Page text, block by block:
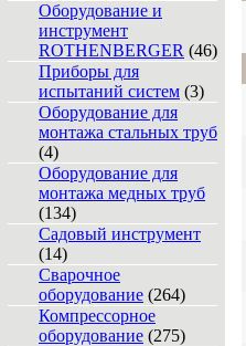
Оборудование и
инструмент
ROTHENBERGER (46)
Приборы для
испытаний систем (3)
Оборудование для
монтажа стальных труб
(4)
Оборудование для
монтажа медных труб
(134)
Садовый инструмент
(14)
Сварочное
оборудование (264)
Компрессорное
оборудование (275)